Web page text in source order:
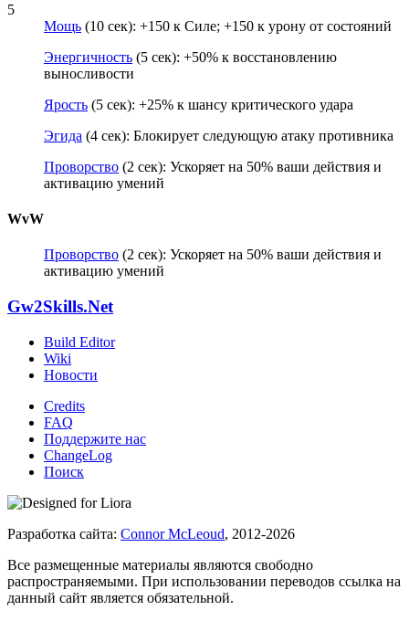
5
Мощь (10 сек): +150 к Силе; +150 к урону от состояний
Энергичность (5 сек): +50% к восстановлению
выносливости
Ярость (5 сек): +25% к шансу критического удара
Эгида (4 сек): Блокирует следующую атаку противника
Проворство (2 сек): Ускоряет на 50% ваши действия и
активацию умений
WvW
Проворство (2 сек): Ускоряет на 50% ваши действия и
активацию умений
Gw2Skills.Net
Build Editor
Wiki
Новости
Credits
FAQ
Поддержите нас
ChangeLog
Поиск
Разработка сайта: Connor McLeoud, 2012-2026
Все размещенные материалы являются свободно
распространяемыми. При использовании переводов ссылка на
данный сайт является обязательной.